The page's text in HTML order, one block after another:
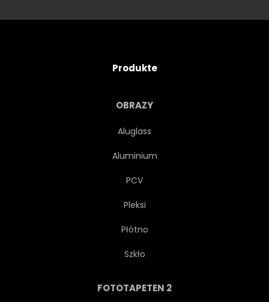
POLEN NATUR
GRÜN
WETTER
Produkte
OBRAZY
Aluglass
Aluminium
PCV
Pleksi
Płótno
Szkło
FOTOTAPETEN 2